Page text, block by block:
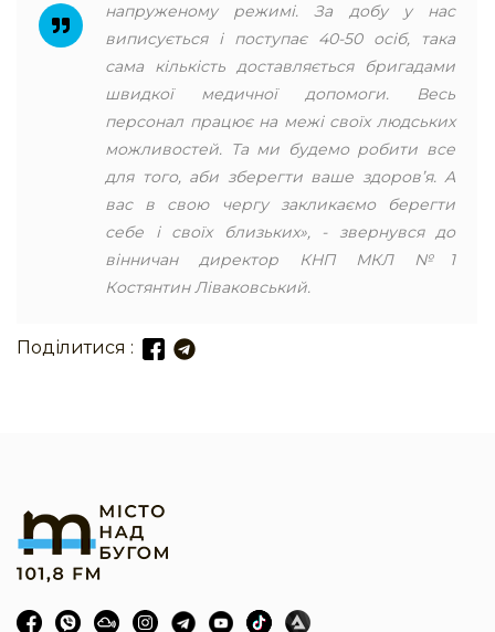
напруженому режимі. За добу у нас
виписується і поступає 40-50 осіб, така
сама кількість доставляється бригадами
швидкої медичної допомоги. Весь
персонал працює на межі своїх людських
можливостей. Та ми будемо робити все
для того, аби зберегти ваше здоров’я. А
вас в свою чергу закликаємо берегти
себе і своїх близьких», - звернувся до
вінничан директор КНП МКЛ №1
Костянтин Ліваковський.
Поділитися :